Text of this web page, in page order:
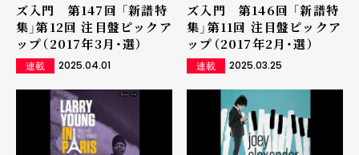
ズ入門 第147回 「新譜特
集」第12回 注目盤ピックア
ップ（2017年3月・選）
連載 2025.04.01
ズ入門 第146回 「新譜特
集」第11回 注目盤ピックア
ップ（2017年2月・選）
連載 2025.03.25